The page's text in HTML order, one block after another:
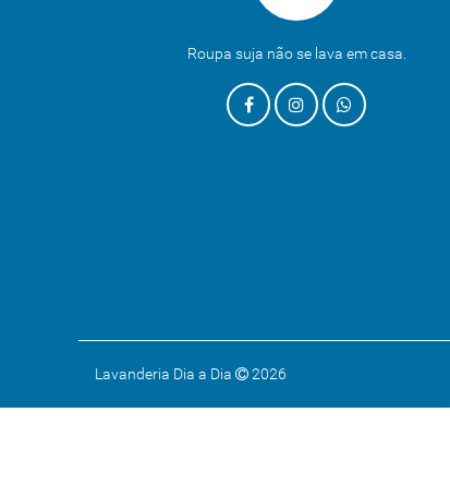
Roupa suja não se lava em casa.
Lavanderia Dia a Dia 2026